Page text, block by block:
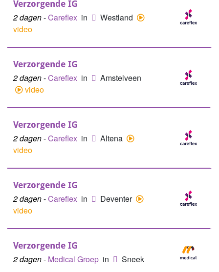
Verzorgende IG
2 dagen-Careflex in
Westland
video
Verzorgende IG
2 dagen-Careflex in
Amstelveen
video
Verzorgende IG
2 dagen-Careflex in
Altena
video
Verzorgende IG
2 dagen-Careflex in
Deventer
video
Verzorgende IG
2 dagen- Medical Groep in Sneek